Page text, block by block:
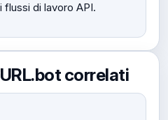
di lavoro API.
correlati